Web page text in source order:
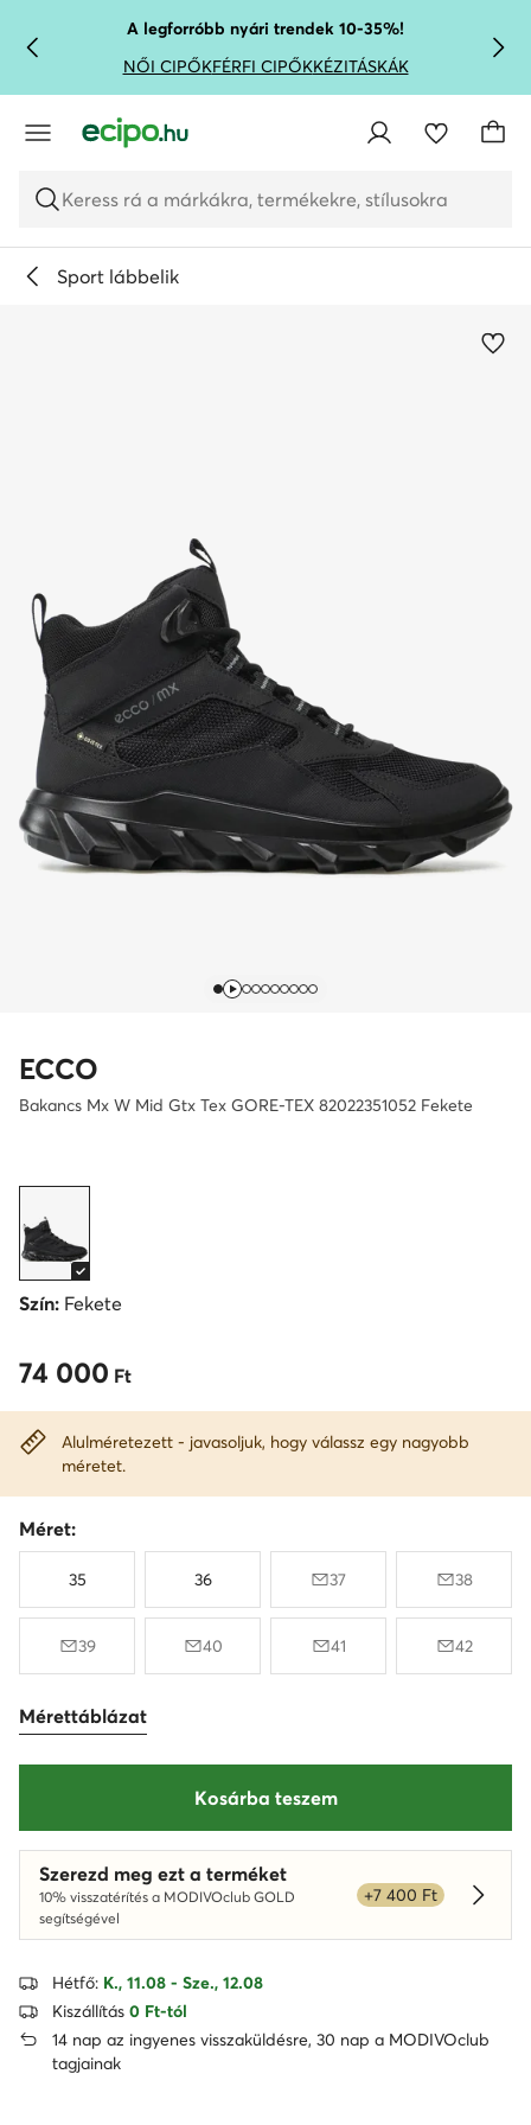
UGRÁS A FŐ TARTALOMRA
UGRÁS A KERESÉSHEZA legforróbb nyári trendek 10-35%!
NŐI CIPŐKFÉRFI CIPŐKKÉZITÁSKÁK
Keress rá a márkákra, termékekre, stílusokra
Sport lábbelik
ECCO
Bakancs Mx W Mid Gtx Tex GORE-TEX 82022351052 Fekete
Szín: Fekete
74 000 Ft
74 000 Ft
Alulméretezett - javasoljuk, hogy válassz egy nagyobb
méretet.
Méret:
35 36 37 38
39 40 41 42
Mérettáblázat
Kosárba teszem
Szerezd meg ezt a terméket
10% visszatérítés a MODIVOclub GOLD
segítségével
+7 400 Ft
Hétfő: K., 11.08 - Sze., 12.08
Kiszállítás 0 Ft-tól
14 nap az ingyenes visszaküldésre, 30 nap a MODIVOclub
tagjainak